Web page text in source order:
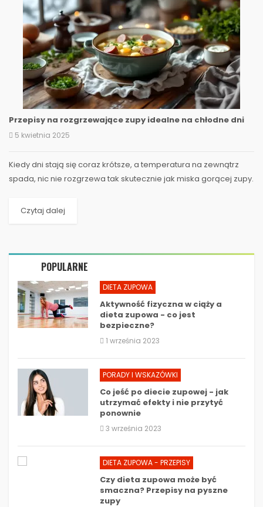
Przepisy na rozgrzewające zupy idealne na chłodne dni
5 kwietnia 2025
Kiedy dni stają się coraz krótsze, a temperatura na zewnątrz
spada, nic nie rozgrzewa tak skutecznie jak miska gorącej zupy.
Czytaj dalej
POPULARNE
DIETA ZUPOWA
Aktywność fizyczna w ciąży a
dieta zupowa - co jest
bezpieczne?
1 września 2023
PORADY I WSKAZÓWKI
Co jeść po diecie zupowej - jak
utrzymać efekty i nie przytyć
ponownie
3 września 2023
DIETA ZUPOWA - PRZEPISY
Czy dieta zupowa może być
smaczna? Przepisy na pyszne
zupy